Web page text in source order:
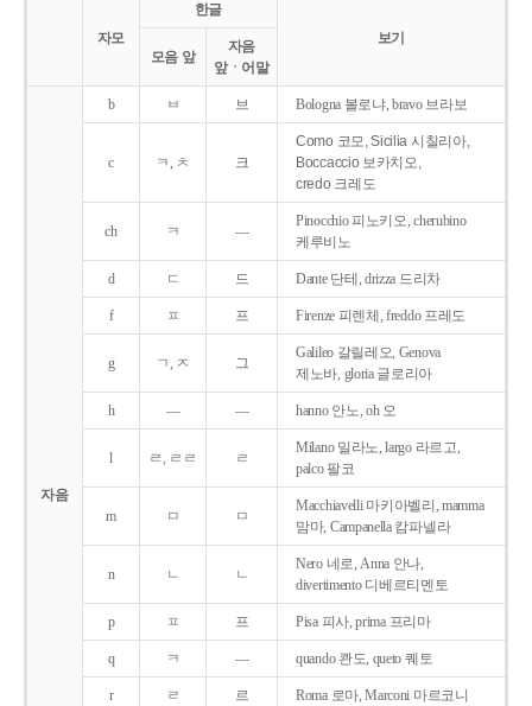
자모
한글
보기
모음 앞
자음
앞ㆍ어말
자음
b ㅂ 브 Bologna 볼로냐, bravo 브라보
c ㅋ, ㅊ 크
Como 코모, Sicilia 시칠리아,
Boccaccio 보카치오,
credo 크레도
ch ㅋ ―
Pinocchio 피노키오, cherubino
케루비노
d ㄷ 드 Dante 단테, drizza 드리차
f ㅍ 프 Firenze 피렌체, freddo 프레도
g ㄱ, ㅈ 그
Galileo 갈릴레오, Genova
제노바, gloria 글로리아
h ― ― hanno 안노, oh 오
l ㄹ, ㄹㄹ ㄹ
Milano 밀라노, largo 라르고,
palco 팔코
m ㅁ ㅁ
Macchiavelli 마키아벨리, mamma
맘마, Campanella 캄파넬라
n ㄴ ㄴ
Nero 네로, Anna 안나,
divertimento 디베르티멘토
p ㅍ 프 Pisa 피사, prima 프리마
q ㅋ ― quando 콴도, queto 퀘토
r ㄹ 르 Roma 로마, Marconi 마르코니